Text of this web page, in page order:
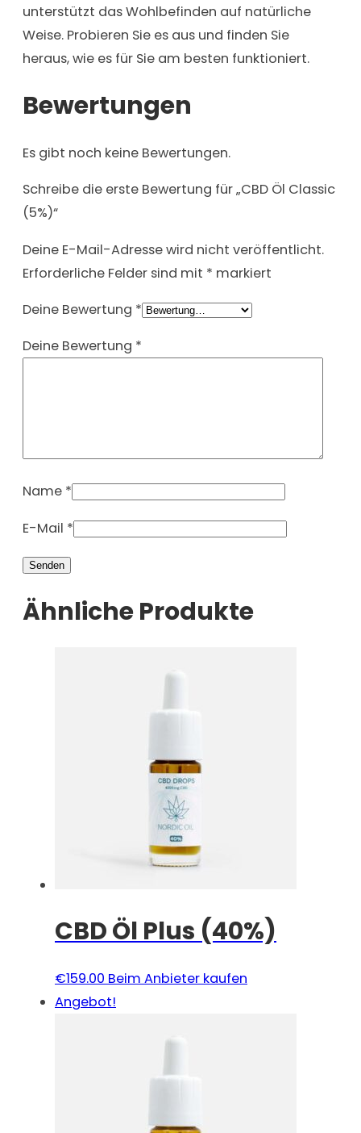
unterstützt das Wohlbefinden auf natürliche
Weise. Probieren Sie es aus und finden Sie
heraus, wie es für Sie am besten funktioniert.
Bewertungen
Es gibt noch keine Bewertungen.
Schreibe die erste Bewertung für „CBD Öl Classic
(5%)“
Deine E-Mail-Adresse wird nicht veröffentlicht.
Erforderliche Felder sind mit * markiert
Deine Bewertung *
Deine Bewertung *
Name *
E-Mail *
Ähnliche Produkte
CBD Öl Plus (40%)
€159.00 Beim Anbieter kaufen
Angebot!